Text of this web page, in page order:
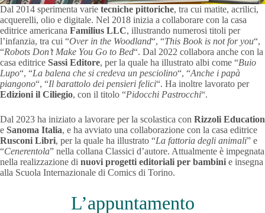
Dal 2014 sperimenta varie tecniche pittoriche, tra cui matite, acrilici,
acquerelli, olio e digitale. Nel 2018 inizia a collaborare con la casa
editrice americana Familius LLC, illustrando numerosi titoli per
l’infanzia, tra cui “Over in the Woodland“, “This Book is not for you“,
“Robots Don’t Make You Go to Bed“. Dal 2022 collabora anche con la
casa editrice Sassi Editore, per la quale ha illustrato albi come “Buio
Lupo“, “La balena che si credeva un pesciolino“, “Anche i papà
piangono“, “Il barattolo dei pensieri felici“. Ha inoltre lavorato per
Edizioni il Ciliegio, con il titolo “Pidocchi Pastrocchi“.
Dal 2023 ha iniziato a lavorare per la scolastica con Rizzoli Education
e Sanoma Italia, e ha avviato una collaborazione con la casa editrice
Rusconi Libri, per la quale ha illustrato “La fattoria degli animali” e
“Cenerentola” nella collana Classici d’autore. Attualmente è impegnata
nella realizzazione di nuovi progetti editoriali per bambini e insegna
alla Scuola Internazionale di Comics di Torino.
L’appuntamento